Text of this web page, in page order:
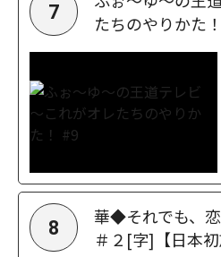
7
たちのやりかた
8
華◆それでも、
＃２[字]【日本初